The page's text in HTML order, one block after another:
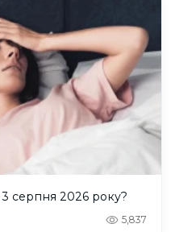
3 серпня 2026 року?
5,837